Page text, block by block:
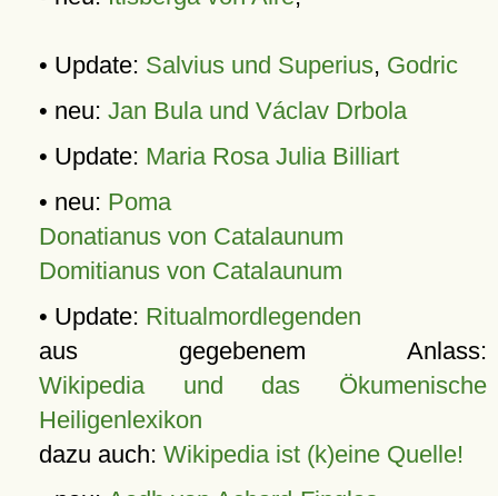
• Update: Salvius und Superius, Godric
• neu: Jan Bula und Václav Drbola
• Update: Maria Rosa Julia Billiart
• neu: Poma
Donatianus von Catalaunum
Domitianus von Catalaunum
• Update: Ritualmordlegenden
aus gegebenem Anlass:
Wikipedia und das Ökumenische
Heiligenlexikon
dazu auch: Wikipedia ist (k)eine Quelle!